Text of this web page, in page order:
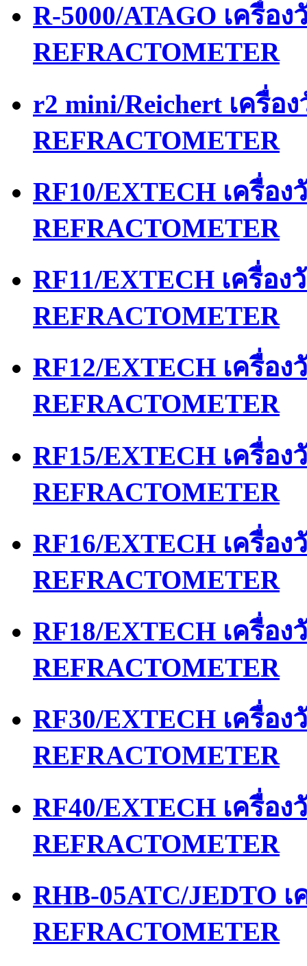
R-5000/ATAGO เครื่อ
REFRACTOMETER
r2 mini/Reichert เครื่
REFRACTOMETER
RF10/EXTECH เครื่อ
REFRACTOMETER
RF11/EXTECH เครื่อ
REFRACTOMETER
RF12/EXTECH เครื่อ
REFRACTOMETER
RF15/EXTECH เครื่อ
REFRACTOMETER
RF16/EXTECH เครื่อ
REFRACTOMETER
RF18/EXTECH เครื่อ
REFRACTOMETER
RF30/EXTECH เครื่อ
REFRACTOMETER
RF40/EXTECH เครื่อ
REFRACTOMETER
RHB-05ATC/JEDTO
REFRACTOMETER